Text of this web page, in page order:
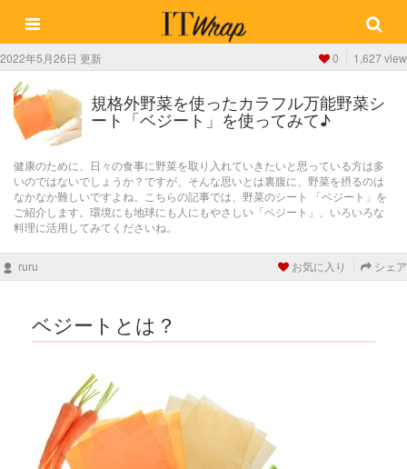
2022年5月26日 更新 0 1,627 view
規格外野菜を使ったカラフル万能野菜シ
ート「ベジート」を使ってみて♪
健康のために、日々の食事に野菜を取り入れていきたいと思っている方は多
いのではないでしょうか？ですが、そんな思いとは裏腹に、野菜を摂るのは
なかなか難しいですよね。こちらの記事では、野菜のシート 「ベジート」を
ご紹介します。環境にも地球にも人にもやさしい「ベジート」、いろいろな
料理に活用してみてくださいね。
ruru お気に入り シェア
ベジートとは？